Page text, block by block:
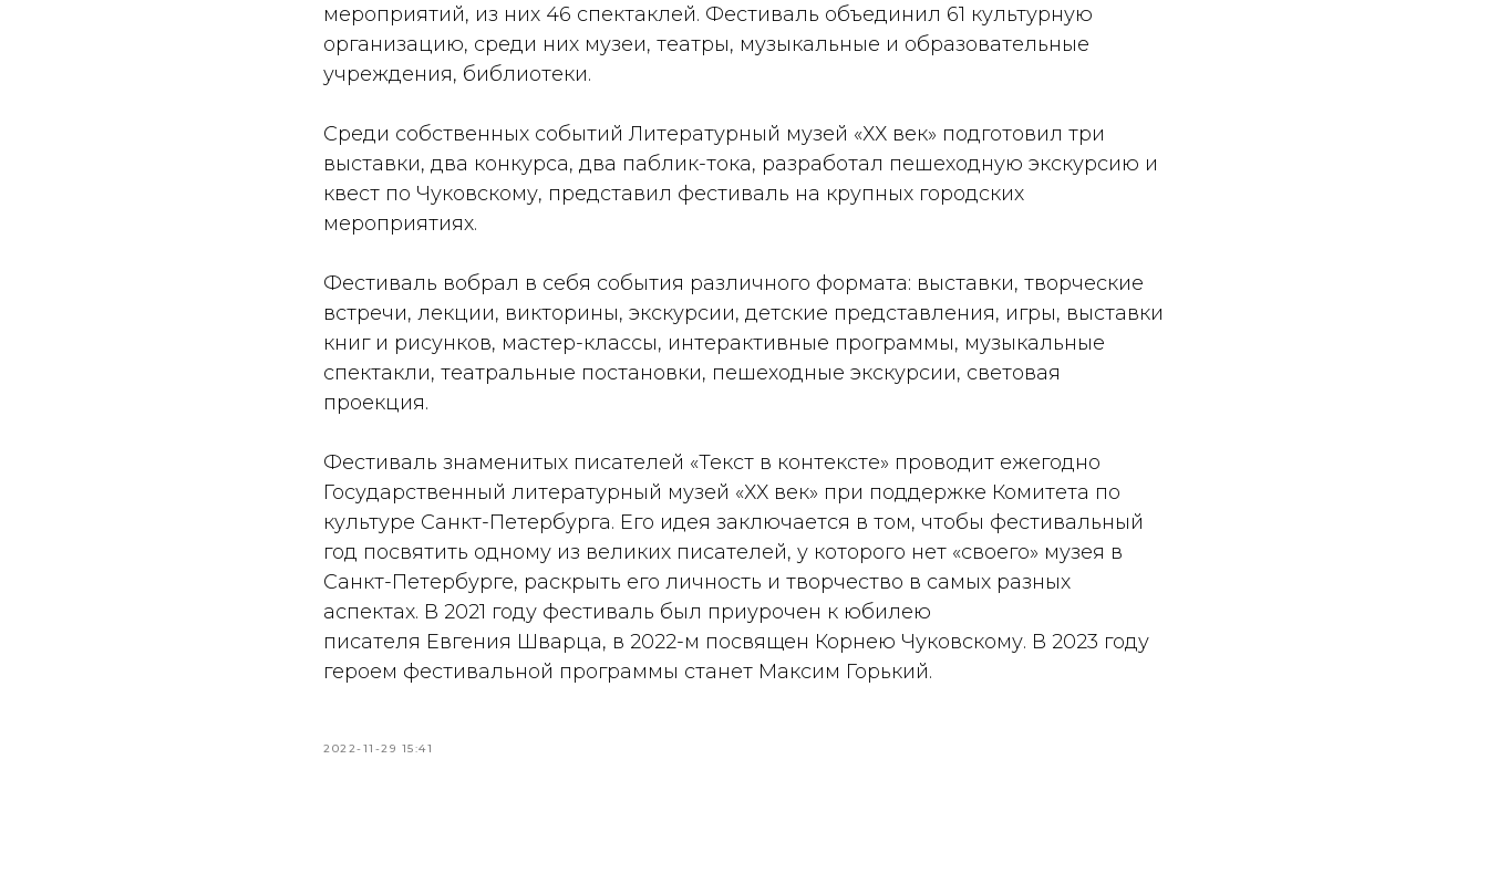
мероприятий, из них 46 спектаклей. Фестиваль объединил 61 культурную
организацию, среди них музеи, театры, музыкальные и образовательные
учреждения, библиотеки.
Среди собственных событий Литературный музей «ХХ век» подготовил три
выставки, два конкурса, два паблик-тока, разработал пешеходную экскурсию и
квест по Чуковскому, представил фестиваль на крупных городских
мероприятиях.
Фестиваль вобрал в себя события различного формата: выставки, творческие
встречи, лекции, викторины, экскурсии, детские представления, игры, выставки
книг и рисунков, мастер-классы, интерактивные программы, музыкальные
спектакли, театральные постановки, пешеходные экскурсии, световая
проекция.
Фестиваль знаменитых писателей «Текст в контексте» проводит ежегодно
Государственный литературный музей «ХХ век» при поддержке Комитета по
культуре Санкт-Петербурга. Его идея заключается в том, чтобы фестивальный
год посвятить одному из великих писателей, у которого нет «своего» музея в
Санкт-Петербурге, раскрыть его личность и творчество в самых разных
аспектах. В 2021 году фестиваль был приурочен к юбилею
писателя Евгения Шварца, в 2022-м посвящен Корнею Чуковскому. В 2023 году
героем фестивальной программы станет Максим Горький.
2022-11-29 15:41